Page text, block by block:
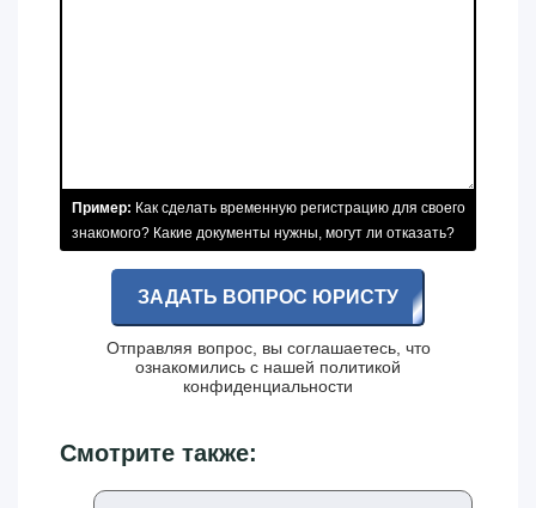
Пример: Как сделать временную регистрацию для своего
знакомого? Какие документы нужны, могут ли отказать?
ЗАДАТЬ ВОПРОС ЮРИСТУ
Отправляя вопрос, вы соглашаетесь, что
ознакомились с нашей политикой
конфиденциальности
Смотрите также: